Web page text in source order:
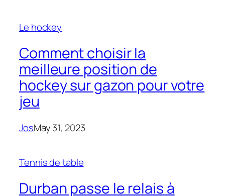
Le hockey
Comment choisir la
meilleure position de
hockey sur gazon pour votre
jeu
JosMay 31, 2023
Tennis de table
Durban passe le relais à